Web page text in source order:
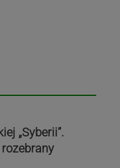
„Syberii”.